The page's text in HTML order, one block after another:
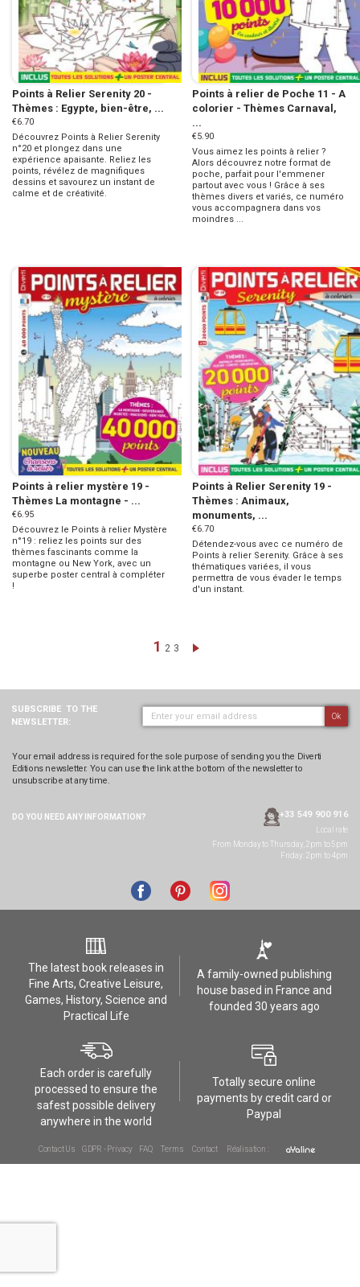
Points à Relier Serenity 20 -
Thèmes : Egypte, bien-être, ...
€6.70
Découvrez Points à Relier Serenity
n°20 et plongez dans une
expérience apaisante. Reliez les
points, révélez de magnifiques
dessins et savourez un instant de
calme et de créativité.
Points à relier de Poche 11 - A
colorier - Thèmes Carnaval,
...
€5.90
Vous aimez les points à relier ?
Alors découvrez notre format de
poche, parfait pour l'emmener
partout avec vous ! Grâce à ses
thèmes divers et variés, ce numéro
vous accompagnera dans vos
moindres ...
Points à relier mystère 19 -
Thèmes La montagne - ...
€6.95
Découvrez le Points à relier Mystère
n°19 : reliez les points sur des
thèmes fascinants comme la
montagne ou New York, avec un
superbe poster central à compléter
!
Points à Relier Serenity 19 -
Thèmes : Animaux,
monuments, ...
€6.70
Détendez-vous avec ce numéro de
Points à relier Serenity. Grâce à ses
thématiques variées, il vous
permettra de vous évader le temps
d'un instant.
Page
You're currently reading page
1 Page
2 Page
3 Page
Next
SUBSCRIBE TO THE
NEWSLETTER:
Ok
Your email address is required for the sole purpose of sending you the Diverti
Editions newsletter. You can use the link at the bottom of the newsletter to
unsubscribe at any time.
DO YOU NEED ANY INFORMATION? +33 549 900 916
Local rate
From Monday to Thursday, 2pm to 5pm
Friday: 2pm to 4pm
The latest book releases in
Fine Arts, Creative Leisure,
Games, History, Science and
Practical Life
A family-owned publishing
house based in France and
founded 30 years ago
Each order is carefully
processed to ensure the
safest possible delivery
anywhere in the world
Totally secure online
payments by credit card or
Paypal
Contact Us GDPR - Privacy FAQ Terms Contact Réalisation :